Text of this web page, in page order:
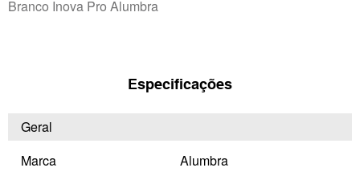
Branco Inova Pro Alumbra
Especificações
Geral
Marca
Alumbra